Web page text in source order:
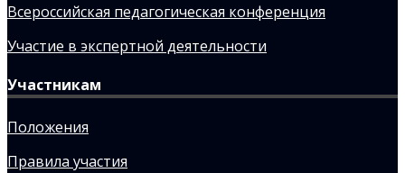
Всероссийская педагогическая конференция
Участие в экспертной деятельности
Участникам
Положения
Правила участия